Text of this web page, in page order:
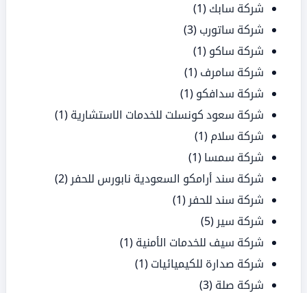
شركة سابك (1)
شركة ساتورب (3)
شركة ساكو (1)
شركة سامرف (1)
شركة سدافكو (1)
شركة سعود كونسلت للخدمات الاستشارية (1)
شركة سلام (1)
شركة سمسا (1)
شركة سند أرامكو السعودية نابورس للحفر (2)
شركة سند للحفر (1)
شركة سير (5)
شركة سيف للخدمات الأمنية (1)
شركة صدارة للكيميائيات (1)
شركة صلة (3)